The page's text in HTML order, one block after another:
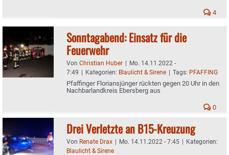
4
Sonntagabend: Einsatz für die
Feuerwehr
Von Christian Huber | Mo. 14.11.2022 -
7:49 | Kategorien: Blaulicht & Sirene | Tags: PFAFFING
Pfaffinger Floriansjünger rückten gegen 20 Uhr in den
Nachbarlandkreis Ebersberg aus
0
Drei Verletzte an B15-Kreuzung
Von Renate Drax | Mo. 14.11.2022 - 7:45 | Kategorien:
Blaulicht & Sirene